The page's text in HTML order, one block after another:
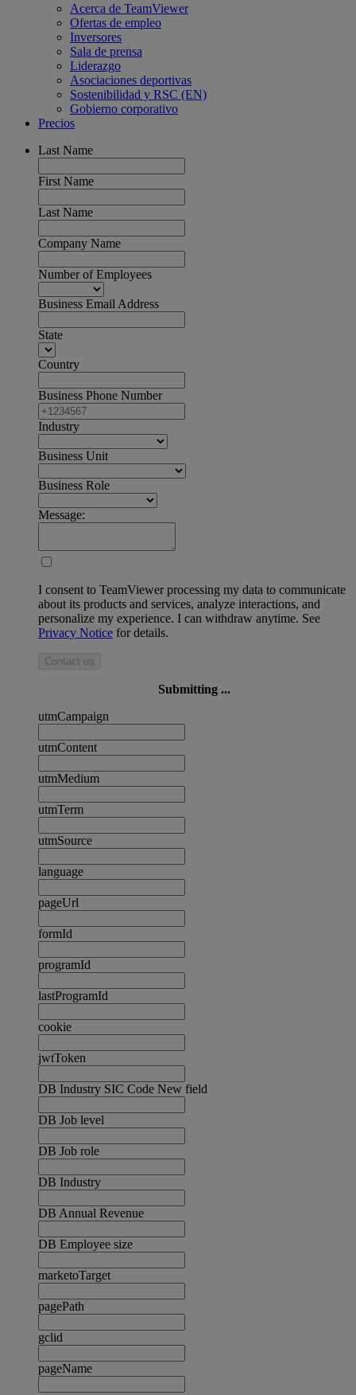
Acerca de TeamViewer
Ofertas de empleo
Inversores
Sala de prensa
Liderazgo
Asociaciones deportivas
Sostenibilidad y RSC (EN)
Gobierno corporativo
Precios
Last Name
First Name
Last Name
Company Name
Number of Employees
Business Email Address
State
Country
Business Phone Number
Industry
Business Unit
Business Role
Message:
I consent to TeamViewer processing my data to communicate
about its products and services, analyze interactions, and
personalize my experience. I can withdraw anytime. See
Privacy Notice for details.
Contact us
Submitting ...
utmCampaign
utmContent
utmMedium
utmTerm
utmSource
language
pageUrl
formId
programId
lastProgramId
cookie
jwtToken
DB Industry SIC Code New field
DB Job level
DB Job role
DB Industry
DB Annual Revenue
DB Employee size
marketoTarget
pagePath
gclid
pageName